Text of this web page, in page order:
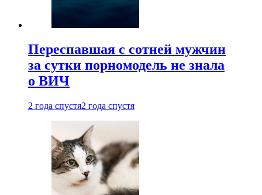
Переспавшая с сотней мужчин
за сутки порномодель не знала
о ВИЧ
2 года спустя2 года спустя